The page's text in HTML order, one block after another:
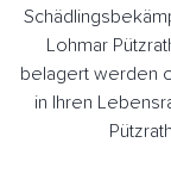
Lohmar
belagert werden
in Ihren